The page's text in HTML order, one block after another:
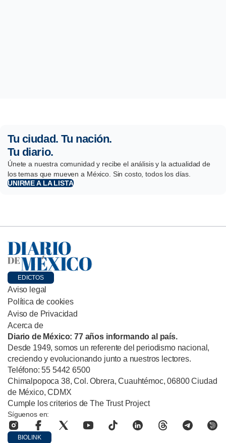
Tu ciudad. Tu nación.
Tu diario.
Únete a nuestra comunidad y recibe el análisis y la actualidad de
los temas que mueven a México. Sin costo, todos los días.
UNIRME A LA LISTA
EDICTOS
Aviso legal
Política de cookies
Aviso de Privacidad
Acerca de
Diario de México: 77 años informando al país.
Desde 1949, somos un referente del periodismo nacional,
creciendo y evolucionando junto a nuestros lectores.
Teléfono: 55 5442 6500
Chimalpopoca 38, Col. Obrera, Cuauhtémoc, 06800 Ciudad
de México, CDMX
Cumple los criterios de The Trust Project
Síguenos en:
BIOLINK